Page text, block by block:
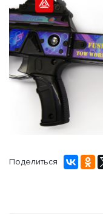
Поделиться